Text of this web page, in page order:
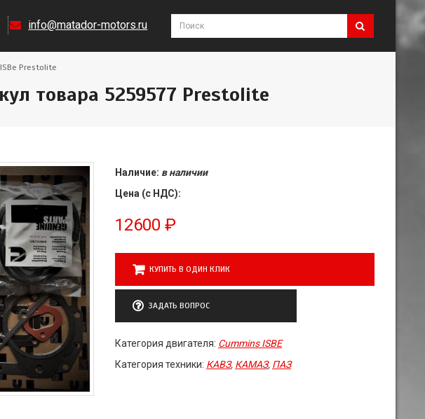
info@matador-motors.ru
Prestolite
товара 5259577 Prestolite
Наличие: в наличии
Цена (с НДС):
12600 ₽
КУПИТЬ В ОДИН КЛИК
ЗАДАТЬ ВОПРОС
Категория двигателя: Cummins ISBE
Категория техники: КАВЗ, КАМАЗ, ПАЗ